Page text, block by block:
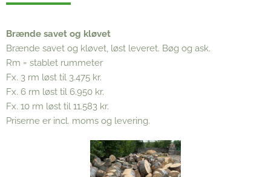
Brænde savet og kløvet
Brænde savet og kløvet, løst leveret. Bøg og ask.
Rm = stablet rummeter
Fx. 3 rm løst til 3.475 kr.
Fx. 6 rm løst til 6.950 kr.
Fx. 10 rm løst til 11.583 kr.
Priserne er incl. moms og levering.